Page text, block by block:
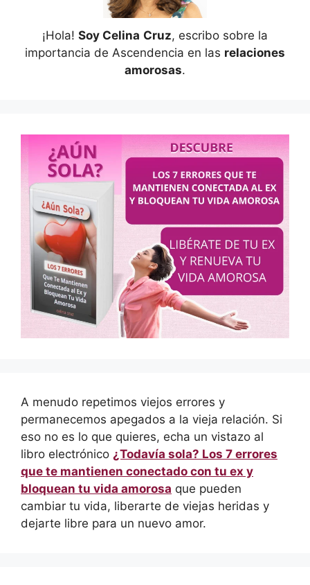
¡Hola! Soy Celina Cruz, escribo sobre la
importancia de Ascendencia en las relaciones
amorosas.
A menudo repetimos viejos errores y
permanecemos apegados a la vieja relación. Si
eso no es lo que quieres, echa un vistazo al
libro electrónico ¿Todavía sola? Los 7 errores
que te mantienen conectado con tu ex y
bloquean tu vida amorosa que pueden
cambiar tu vida, liberarte de viejas heridas y
dejarte libre para un nuevo amor.